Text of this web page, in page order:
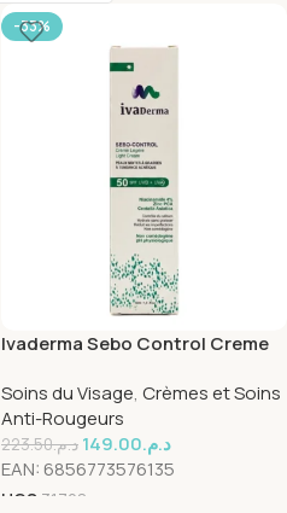
-33%
Ivaderma Sebo Control Creme
Soins du Visage, Crèmes et Soins
Anti-Rougeurs
د.م.223.50 د.م.149.00
EAN: 6856773576135
UGS 31728